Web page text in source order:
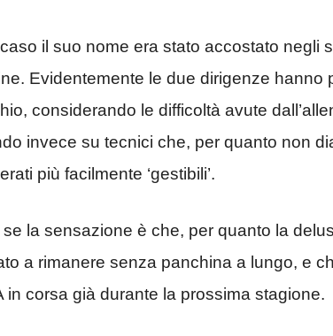
il suo nome era stato accostato negli
Evidentemente le due dirigenze hanno
considerando le difficoltà avute
invece su tecnici che, per quanto non
più facilmente ‘gestibili’.
la sensazione è che, per quanto la
a rimanere senza panchina a lungo, e
in corsa già durante la prossima stagione.